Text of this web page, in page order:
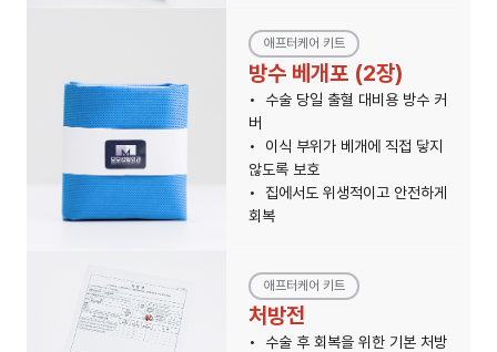
애프터케어 키트
방수 베개포 (2장)
수술 당일 출혈 대비용 방수 커
버
이식 부위가 베개에 직접 닿지
않도록 보호
집에서도 위생적이고 안전하게
회복
애프터케어 키트
처방전
수술 후 회복을 위한 기본 처방